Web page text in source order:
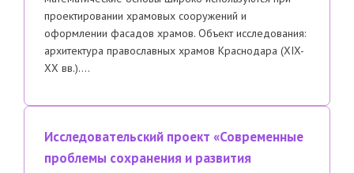
проектировании храмовых сооружений и
оформлении фасадов храмов. Объект исследования:
архитектура православных храмов Краснодара (XIX-
XX вв.)….
Исследовательский проект «Современные
проблемы сохранения и развития